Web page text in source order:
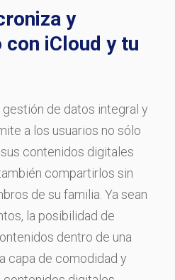
y
iCloud y tu
de datos integral y
a los usuarios no sólo
contenidos digitales
compartirlos sin
de su familia. Ya sean
la posibilidad de
dentro de una
capa de comodidad y